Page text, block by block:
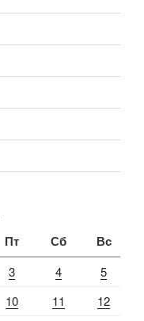
Пт Сб Вс
3 4
5
10 11
12